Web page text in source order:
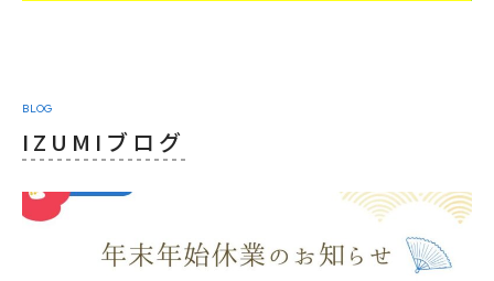
BLOG
IZUMIブログ